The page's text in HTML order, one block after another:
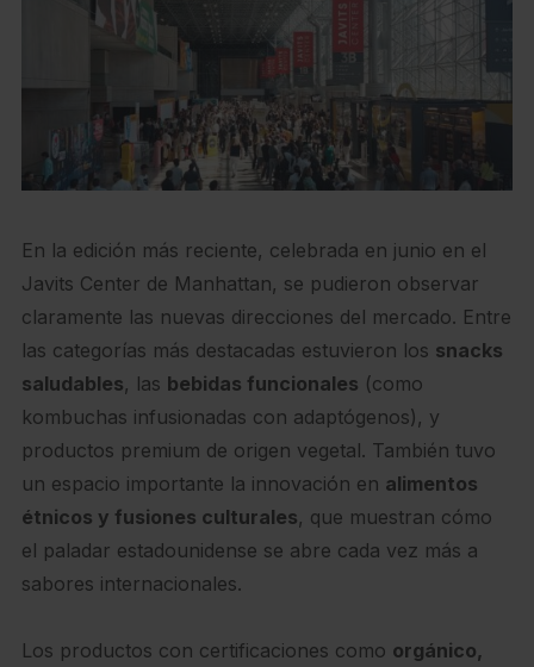
En la edición más reciente, celebrada en junio en el
Javits Center de Manhattan, se pudieron observar
claramente las nuevas direcciones del mercado. Entre
las categorías más destacadas estuvieron los snacks
saludables, las bebidas funcionales (como
kombuchas infusionadas con adaptógenos), y
productos premium de origen vegetal. También tuvo
un espacio importante la innovación en alimentos
étnicos y fusiones culturales, que muestran cómo
el paladar estadounidense se abre cada vez más a
sabores internacionales.
Los productos con certificaciones como orgánico,